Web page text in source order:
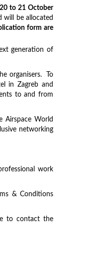
20 to 21 October
will be allocated
form are
generation of
organisers. To
in Zagreb and
to and from
World
networking
work
& Conditions
to contact the